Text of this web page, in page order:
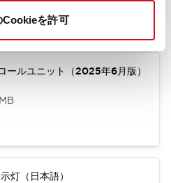
Cookieを許可
規格・認証
ルユニット（2025年6月版）
（日本語）